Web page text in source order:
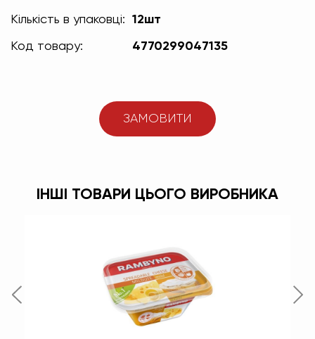
Кількість в упаковці: 12шт
Код товару: 4770299047135
ЗАМОВИТИ
ІНШІ ТОВАРИ ЦЬОГО ВИРОБНИКА